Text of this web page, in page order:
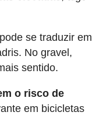
se traduzir em
No gravel,
sentido.
o risco de
em bicicletas